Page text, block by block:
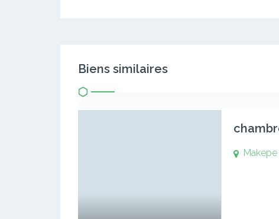
Biens similaires
Makepe